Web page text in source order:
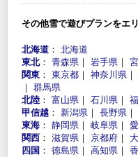
その他雪で遊びプランをエ
北海道 ： 北海道
東北： 青森県 ｜ 岩手県 ｜
関東 ： 東京都 ｜ 神奈川県 ｜
｜ 群馬県
北陸 ： 富山県 ｜ 石川県 ｜
甲信越 ： 新潟県 ｜ 長野県 ｜
東海 ： 静岡県 ｜ 岐阜県 ｜
関西 ： 滋賀県 ｜ 京都府 ｜
四国 ： 徳島県 ｜ 高知県 ｜